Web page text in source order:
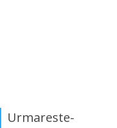
Urmareste-